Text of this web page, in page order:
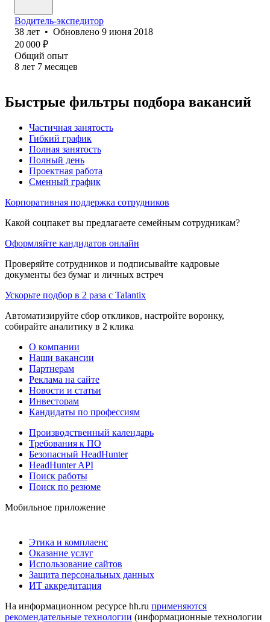
Водитель-экспедитор
38 лет • Обновлено 9 июня 2018
20 000 ₽
Общий опыт
8 лет 7 месяцев
Быстрые фильтры подбора вакансий
Частичная занятость
Гибкий график
Полная занятость
Полный день
Проектная работа
Сменный график
Корпоративная поддержка сотрудников
Какой соцпакет вы предлагаете семейным сотрудникам?
Оформляйте кандидатов онлайн
Проверяйте сотрудников и подписывайте кадровые
документы без бумаг и личных встреч
Ускорьте подбор в 2 раза с Talantix
Автоматизируйте сбор откликов, настройте воронку,
собирайте аналитику в 2 клика
О компании
Наши вакансии
Партнерам
Реклама на сайте
Новости и статьи
Инвесторам
Кандидаты по профессиям
Производственный календарь
Требования к ПО
Безопасный HeadHunter
HeadHunter API
Поиск работы
Поиск по резюме
Мобильное приложение
Этика и комплаенс
Оказание услуг
Использование сайтов
Защита персональных данных
ИТ аккредитация
На информационном ресурсе hh.ru применяются
рекомендательные технологии (информационные технологии